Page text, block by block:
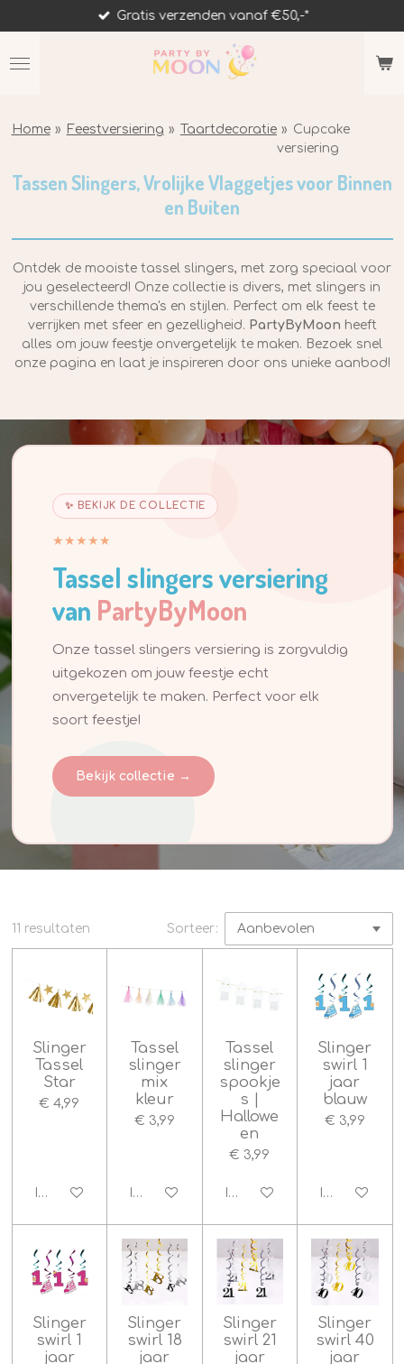
direct
naar
de
Gratis verzenden vanaf €50,-*
Home » Feestversiering » Taartdecoratie » Cupcake
versiering
Tassen Slingers, Vrolijke Vlaggetjes voor Binnen
en Buiten
Ontdek de mooiste tassel slingers, met zorg speciaal voor
jou geselecteerd! Onze collectie is divers, met slingers in
verschillende thema's en stijlen. Perfect om elk feest te
verrijken met sfeer en gezelligheid. PartyByMoon heeft
alles om jouw feestje onvergetelijk te maken. Bezoek snel
onze pagina en laat je inspireren door ons unieke aanbod!
✨ BEKIJK DE COLLECTIE
★★★★★
Tassel slingers versiering
van PartyByMoon
Onze tassel slingers versiering is zorgvuldig
uitgekozen om jouw feestje echt
onvergetelijk te maken. Perfect voor elk
soort feestje!
Bekijk collectie →
11 resultaten Sorteer:
Slinger
Tassel
Star
€ 4,99
In winkelwagen
Tassel
slinger
mix
kleur
€ 3,99
In winkelwagen
Tassel
slinger
spookje
s |
Hallowe
en
€ 3,99
In winkelwagen
Slinger
swirl 1
jaar
blauw
€ 3,99
In
Slinger
swirl 1
jaar
Slinger
swirl 18
jaar
Slinger
swirl 21
jaar
Slinger
swirl 40
jaar